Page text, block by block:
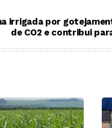
irrigada por
de CO2 e contribui